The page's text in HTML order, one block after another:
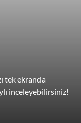
tek ekranda
inceleyebilirsiniz!